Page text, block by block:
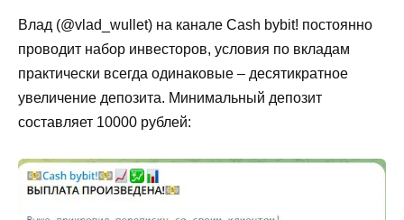
Влад (@vlad_wullet) на канале Cash bybit! постоянно
проводит набор инвесторов, условия по вкладам
практически всегда одинаковые – десятикратное
увеличение депозита. Минимальный депозит
составляет 10000 рублей: